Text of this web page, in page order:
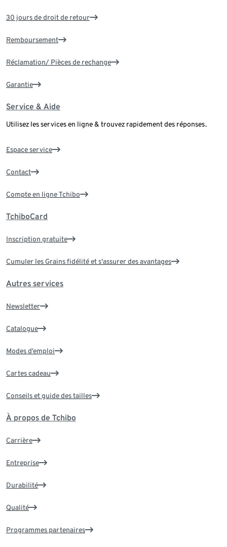
30 jours de droit de retour
Remboursement
Réclamation/ Pièces de rechange
Garantie
Service & Aide
Utilisez les services en ligne & trouvez rapidement des réponses.
Espace service
Contact
Compte en ligne Tchibo
TchiboCard
Inscription gratuite
Cumuler les Grains fidélité et s'assurer des avantages
Autres services
Newsletter
Catalogue
Modes d’emploi
Cartes cadeau
Conseils et guide des tailles
À propos de Tchibo
Carrière
Entreprise
Durabilité
Qualité
Programmes partenaires